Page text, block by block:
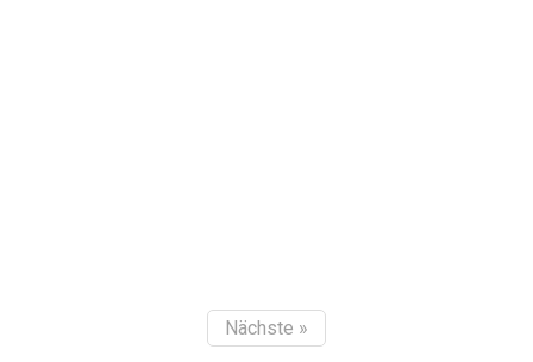
Nächste »